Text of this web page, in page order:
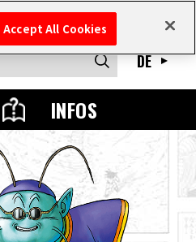
INFOS
DE
Accept All Cookies